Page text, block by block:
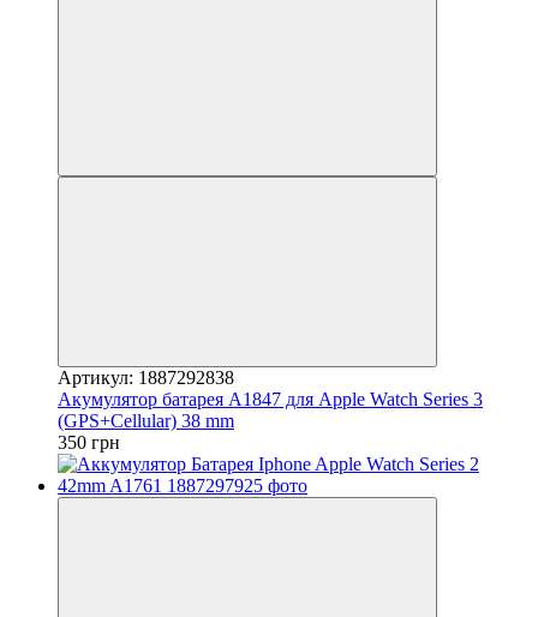
Артикул: 1887292838
Акумулятор батарея A1847 для Apple Watch Series 3
(GPS+Cellular) 38 mm
350 грн